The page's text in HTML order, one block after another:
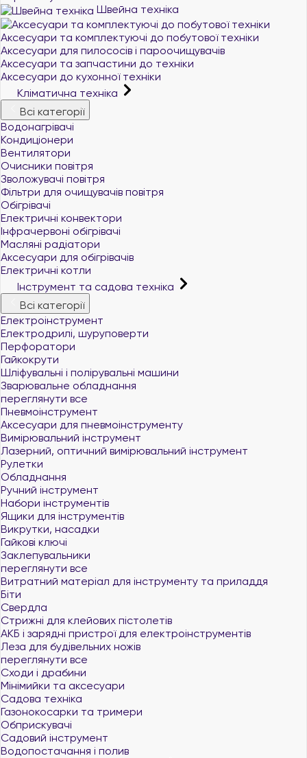
Швейна техніка
Аксесуари та комплектуючі до побутової техніки
Аксесуари для пилососів і пароочищувачів
Аксесуари та запчастини до техніки
Аксесуари до кухонної техніки
Кліматична техніка
Всі категорії
Водонагрівачі
Кондиціонери
Вентилятори
Очисники повітря
Зволожувачі повітря
Фільтри для очищувачів повітря
Обігрівачі
Електричні конвектори
Інфрачервоні обігрівачі
Масляні радіатори
Аксесуари для обігрівачів
Електричні котли
Інструмент та садова техніка
Всі категорії
Електроінструмент
Електродрилі, шуруповерти
Перфоратори
Гайкокрути
Шліфувальні і полірувальні машини
Зварювальне обладнання
переглянути все
Пневмоінструмент
Аксесуари для пневмоінструменту
Вимірювальний інструмент
Лазерний, оптичний вимірювальний інструмент
Рулетки
Обладнання
Ручний інструмент
Набори інструментів
Ящики для інструментів
Викрутки, насадки
Гайкові ключі
Заклепувальники
переглянути все
Витратний матеріал для інструменту та приладдя
Біти
Свердла
Стрижні для клейових пістолетів
АКБ і зарядні пристрої для електроінструментів
Леза для будівельних ножів
переглянути все
Сходи і драбини
Мінімийки та аксесуари
Садова техніка
Газонокосарки та тримери
Обприскувачі
Садовий інструмент
Водопостачання і полив